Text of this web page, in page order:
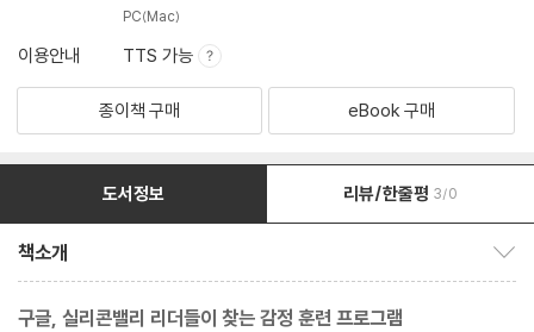
PC(Mac)
이용안내 TTS 가능
종이책 구매 eBook 구매
도서정보 리뷰/한줄평 3/0
책소개
구글, 실리콘밸리 리더들이 찾는 감정 훈련 프로그램